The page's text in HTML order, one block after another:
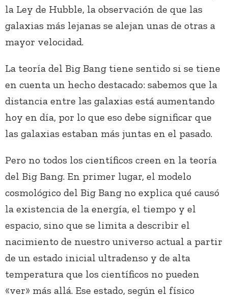
la Ley de Hubble, la observación de que las
galaxias más lejanas se alejan unas de otras a
mayor velocidad.
La teoría del Big Bang tiene sentido si se tiene
en cuenta un hecho destacado: sabemos que la
distancia entre las galaxias está aumentando
hoy en día, por lo que eso debe significar que
las galaxias estaban más juntas en el pasado.
Pero no todos los científicos creen en la teoría
del Big Bang. En primer lugar, el modelo
cosmológico del Big Bang no explica qué causó
la existencia de la energía, el tiempo y el
espacio, sino que se limita a describir el
nacimiento de nuestro universo actual a partir
de un estado inicial ultradenso y de alta
temperatura que los científicos no pueden
«ver» más allá. Ese estado, según el físico